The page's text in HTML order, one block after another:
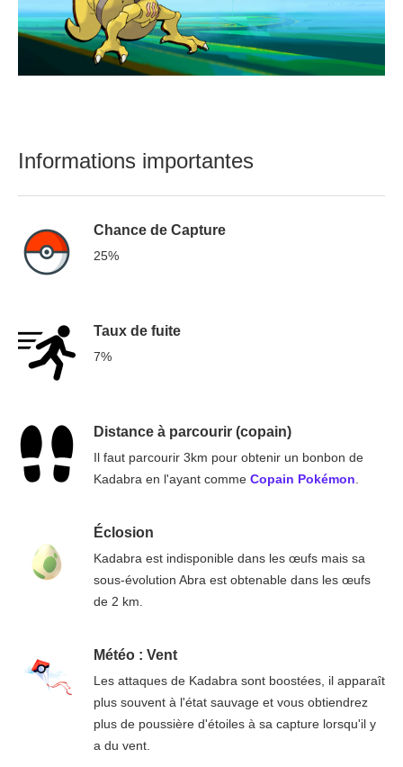
Informations importantes
Chance de Capture
25%
Taux de fuite
7%
Distance à parcourir (copain)
Il faut parcourir 3km pour obtenir un bonbon de
Kadabra en l'ayant comme Copain Pokémon
Éclosion
Kadabra est indisponible dans les œufs mais sa
sous-évolution Abra est obtenable dans les œufs
de 2 km.
Météo : Vent
Les attaques de Kadabra sont boostées, il apparaît
plus souvent à l'état sauvage et vous obtiendrez
plus de poussière d'étoiles à sa capture lorsqu'il y
a du vent.